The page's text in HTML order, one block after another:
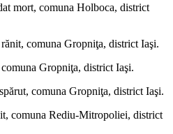
mort, comuna Holboca, district
rănit, co­muna Gropniţa, district Iaşi.
Gropniţa, district Iaşi.
comuna Gropniţa, district Iaşi.
comuna Rediu-Mitropoliei, district